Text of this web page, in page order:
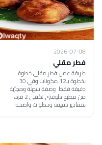
2026-07-08
فطر مقلي
طريقة عمل فطر مقلي خطوة
بخطوة بـ12 مكونات وفي 30
دقيقة فقط. وصفة سهلة ومجرّبة
من مطبخ دلوقتي تكفي 2 فرد،
بمقادير دقيقة وخطوات واضحة.